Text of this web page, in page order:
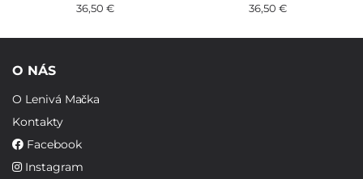
36,50 € 36,50 €
O NÁS
O Lenivá Mačka
Kontakty
Facebook
Instagram